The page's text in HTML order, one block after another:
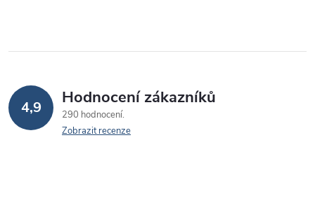
4,9 Hodnocení zákazníků
290 hodnocení
Zobrazit recenze